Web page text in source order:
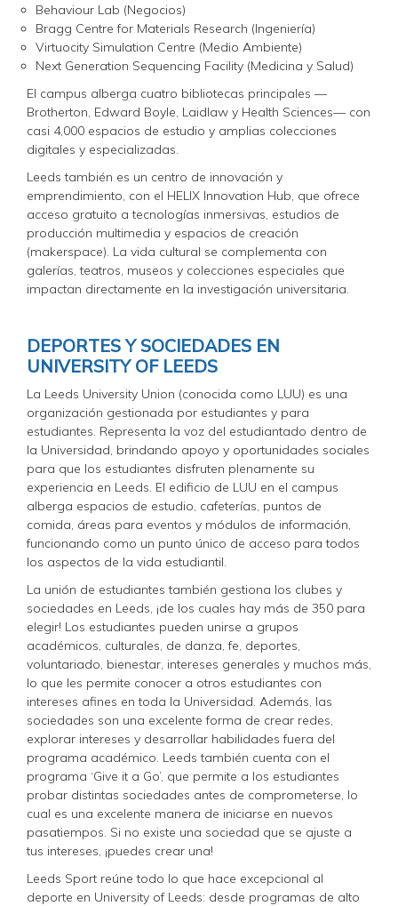
Behaviour Lab (Negocios)
Bragg Centre for Materials Research (Ingeniería)
Virtuocity Simulation Centre (Medio Ambiente)
Next Generation Sequencing Facility (Medicina y Salud)
El campus alberga cuatro bibliotecas principales —
Brotherton, Edward Boyle, Laidlaw y Health Sciences— con
casi 4,000 espacios de estudio y amplias colecciones
digitales y especializadas.
Leeds también es un centro de innovación y
emprendimiento, con el HELIX Innovation Hub, que ofrece
acceso gratuito a tecnologías inmersivas, estudios de
producción multimedia y espacios de creación
(makerspace). La vida cultural se complementa con
galerías, teatros, museos y colecciones especiales que
impactan directamente en la investigación universitaria.
DEPORTES Y SOCIEDADES EN
UNIVERSITY OF LEEDS
La Leeds University Union (conocida como LUU) es una
organización gestionada por estudiantes y para
estudiantes. Representa la voz del estudiantado dentro de
la Universidad, brindando apoyo y oportunidades sociales
para que los estudiantes disfruten plenamente su
experiencia en Leeds. El edificio de LUU en el campus
alberga espacios de estudio, cafeterías, puntos de
comida, áreas para eventos y módulos de información,
funcionando como un punto único de acceso para todos
los aspectos de la vida estudiantil.
La unión de estudiantes también gestiona los clubes y
sociedades en Leeds, ¡de los cuales hay más de 350 para
elegir! Los estudiantes pueden unirse a grupos
académicos, culturales, de danza, fe, deportes,
voluntariado, bienestar, intereses generales y muchos más,
lo que les permite conocer a otros estudiantes con
intereses afines en toda la Universidad. Además, las
sociedades son una excelente forma de crear redes,
explorar intereses y desarrollar habilidades fuera del
programa académico. Leeds también cuenta con el
programa ‘Give it a Go’, que permite a los estudiantes
probar distintas sociedades antes de comprometerse, lo
cual es una excelente manera de iniciarse en nuevos
pasatiempos. Si no existe una sociedad que se ajuste a
tus intereses, ¡puedes crear una!
Leeds Sport reúne todo lo que hace excepcional al
deporte en University of Leeds: desde programas de alto